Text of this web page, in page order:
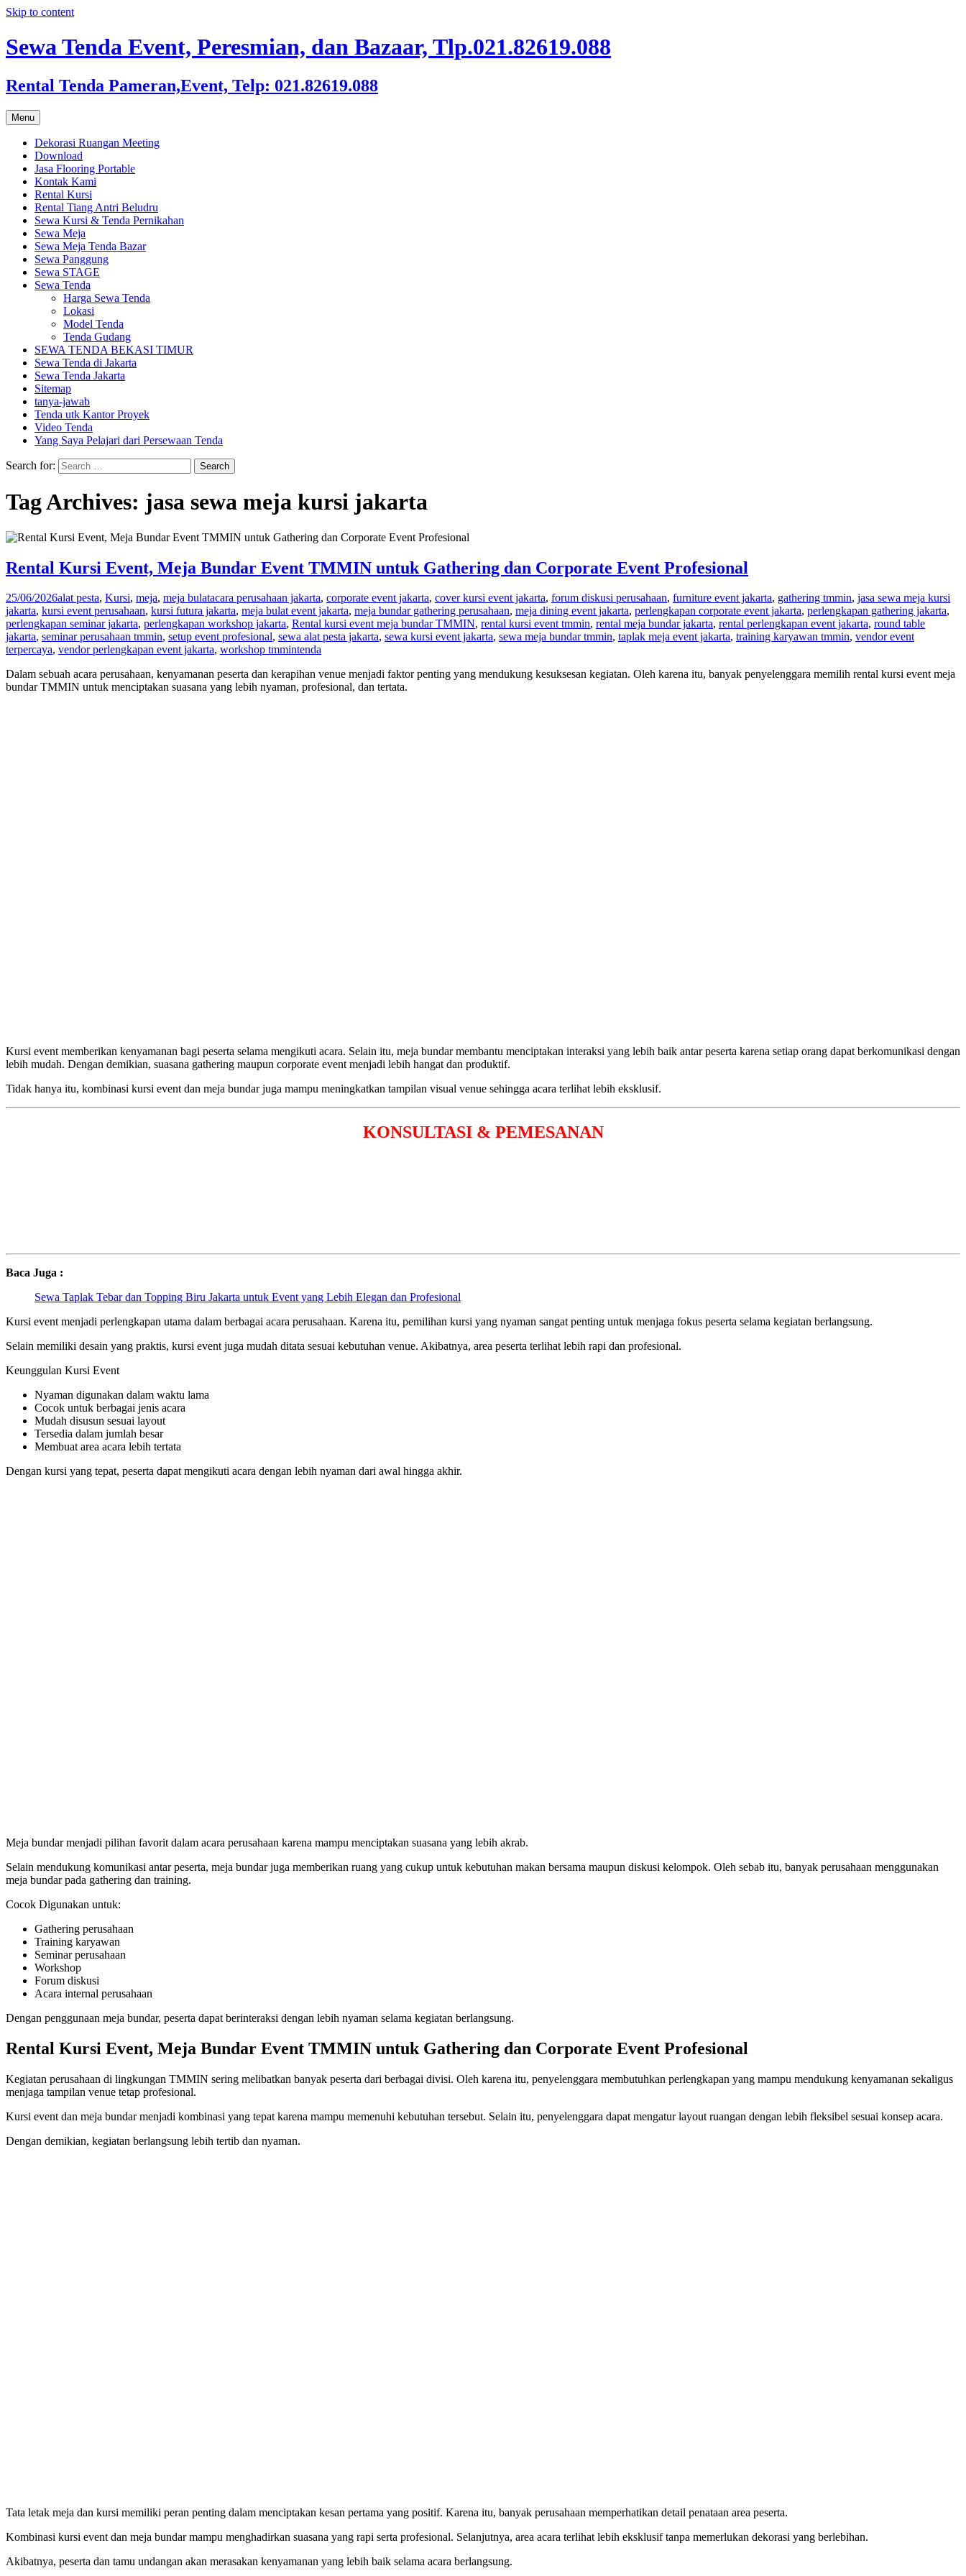
Skip to content
Sewa Tenda Event, Peresmian, dan Bazaar, Tlp.021.82619.088
Rental Tenda Pameran,Event, Telp: 021.82619.088
Menu
Dekorasi Ruangan Meeting
Download
Jasa Flooring Portable
Kontak Kami
Rental Kursi
Rental Tiang Antri Beludru
Sewa Kursi & Tenda Pernikahan
Sewa Meja
Sewa Meja Tenda Bazar
Sewa Panggung
Sewa STAGE
Sewa Tenda
Harga Sewa Tenda
Lokasi
Model Tenda
Tenda Gudang
SEWA TENDA BEKASI TIMUR
Sewa Tenda di Jakarta
Sewa Tenda Jakarta
Sitemap
tanya-jawab
Tenda utk Kantor Proyek
Video Tenda
Yang Saya Pelajari dari Persewaan Tenda
Search for:
Tag Archives: jasa sewa meja kursi jakarta
Rental Kursi Event, Meja Bundar Event TMMIN untuk Gathering dan Corporate Event Profesional
25/06/2026alat pesta, Kursi, meja, meja bulatacara perusahaan jakarta, corporate event jakarta, cover kursi event jakarta, forum diskusi perusahaan, furniture event jakarta, gathering tmmin, jasa sewa meja kursi
jakarta, kursi event perusahaan, kursi futura jakarta, meja bulat event jakarta, meja bundar gathering perusahaan, meja dining event jakarta, perlengkapan corporate event jakarta, perlengkapan gathering jakarta,
perlengkapan seminar jakarta, perlengkapan workshop jakarta, Rental kursi event meja bundar TMMIN, rental kursi event tmmin, rental meja bundar jakarta, rental perlengkapan event jakarta, round table
jakarta, seminar perusahaan tmmin, setup event profesional, sewa alat pesta jakarta, sewa kursi event jakarta, sewa meja bundar tmmin, taplak meja event jakarta, training karyawan tmmin, vendor event
terpercaya, vendor perlengkapan event jakarta, workshop tmmintenda
Dalam sebuah acara perusahaan, kenyamanan peserta dan kerapihan venue menjadi faktor penting yang mendukung kesuksesan kegiatan. Oleh karena itu, banyak penyelenggara memilih rental kursi event meja
bundar TMMIN untuk menciptakan suasana yang lebih nyaman, profesional, dan tertata.
Kursi event memberikan kenyamanan bagi peserta selama mengikuti acara. Selain itu, meja bundar membantu menciptakan interaksi yang lebih baik antar peserta karena setiap orang dapat berkomunikasi dengan
lebih mudah. Dengan demikian, suasana gathering maupun corporate event menjadi lebih hangat dan produktif.
Tidak hanya itu, kombinasi kursi event dan meja bundar juga mampu meningkatkan tampilan visual venue sehingga acara terlihat lebih eksklusif.
KONSULTASI & PEMESANAN
Baca Juga :
Sewa Taplak Tebar dan Topping Biru Jakarta untuk Event yang Lebih Elegan dan Profesional
Kursi event menjadi perlengkapan utama dalam berbagai acara perusahaan. Karena itu, pemilihan kursi yang nyaman sangat penting untuk menjaga fokus peserta selama kegiatan berlangsung.
Selain memiliki desain yang praktis, kursi event juga mudah ditata sesuai kebutuhan venue. Akibatnya, area peserta terlihat lebih rapi dan profesional.
Keunggulan Kursi Event
Nyaman digunakan dalam waktu lama
Cocok untuk berbagai jenis acara
Mudah disusun sesuai layout
Tersedia dalam jumlah besar
Membuat area acara lebih tertata
Dengan kursi yang tepat, peserta dapat mengikuti acara dengan lebih nyaman dari awal hingga akhir.
Meja bundar menjadi pilihan favorit dalam acara perusahaan karena mampu menciptakan suasana yang lebih akrab.
Selain mendukung komunikasi antar peserta, meja bundar juga memberikan ruang yang cukup untuk kebutuhan makan bersama maupun diskusi kelompok. Oleh sebab itu, banyak perusahaan menggunakan
meja bundar pada gathering dan training.
Cocok Digunakan untuk:
Gathering perusahaan
Training karyawan
Seminar perusahaan
Workshop
Forum diskusi
Acara internal perusahaan
Dengan penggunaan meja bundar, peserta dapat berinteraksi dengan lebih nyaman selama kegiatan berlangsung.
Rental Kursi Event, Meja Bundar Event TMMIN untuk Gathering dan Corporate Event Profesional
Kegiatan perusahaan di lingkungan TMMIN sering melibatkan banyak peserta dari berbagai divisi. Oleh karena itu, penyelenggara membutuhkan perlengkapan yang mampu mendukung kenyamanan sekaligus
menjaga tampilan venue tetap profesional.
Kursi event dan meja bundar menjadi kombinasi yang tepat karena mampu memenuhi kebutuhan tersebut. Selain itu, penyelenggara dapat mengatur layout ruangan dengan lebih fleksibel sesuai konsep acara.
Dengan demikian, kegiatan berlangsung lebih tertib dan nyaman.
Tata letak meja dan kursi memiliki peran penting dalam menciptakan kesan pertama yang positif. Karena itu, banyak perusahaan memperhatikan detail penataan area peserta.
Kombinasi kursi event dan meja bundar mampu menghadirkan suasana yang rapi serta profesional. Selanjutnya, area acara terlihat lebih eksklusif tanpa memerlukan dekorasi yang berlebihan.
Akibatnya, peserta dan tamu undangan akan merasakan kenyamanan yang lebih baik selama acara berlangsung.